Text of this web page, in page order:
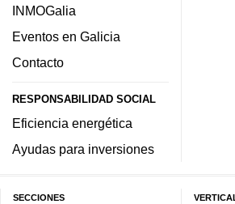
INMOGalia
Eventos en Galicia
Contacto
RESPONSABILIDAD SOCIAL
Eficiencia energética
Ayudas para inversiones
SECCIONES